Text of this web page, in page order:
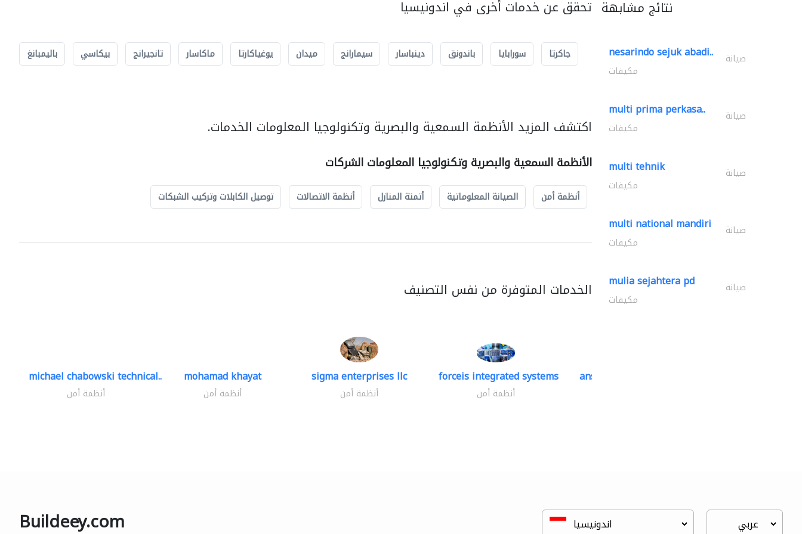
تحقق عن خدمات أخرى في اندونيسيا
جاكرتا سورابايا باندونق دينباسار سيمارانج ميدان يوغياكارتا ماكاسار تانجيرانج بيكاسي باليمبانغ
اكتشف المزيد الأنظمة السمعية والبصرية وتكنولوجيا المعلومات الخدمات.
الأنظمة السمعية والبصرية وتكنولوجيا المعلومات الشركات
أنظمة أمن الصيانة المعلوماتية أتمتة المنازل أنظمة الاتصالات توصيل الكابلات وتركيب الشبكات
الخدمات المتوفرة من نفس التصنيف
michael chabowski technical..
أنظمة أمن
mohamad khayat
أنظمة أمن
sigma enterprises llc
أنظمة أمن
forceis integrated systems
أنظمة أمن
ansari security systems
نتائج مشابهة
nesarindo sejuk abadi.. صيانة
مكيفات
multi prima perkasa.. صيانة
مكيفات
multi tehnik صيانة
مكيفات
multi national mandiri صيانة
مكيفات
mulia sejahtera pd صيانة
مكيفات
Buildeey.com